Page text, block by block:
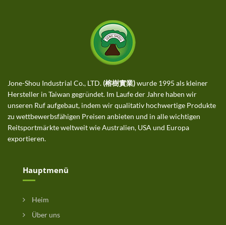
Jone-Shou Industrial Co., LTD. (榕樹實業)wurde 1995 als kleiner
Hersteller in Taiwan gegründet. Im Laufe der Jahre haben wir
unseren Ruf aufgebaut, indem wir qualitativ hochwertige Produkte
zu wettbewerbsfähigen Preisen anbieten und in alle wichtigen
Reitsportmärkte weltweit wie Australien, USA und Europa
exportieren.
Hauptmenü
Heim
Über uns